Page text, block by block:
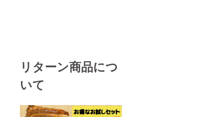
リターン商品につ
いて